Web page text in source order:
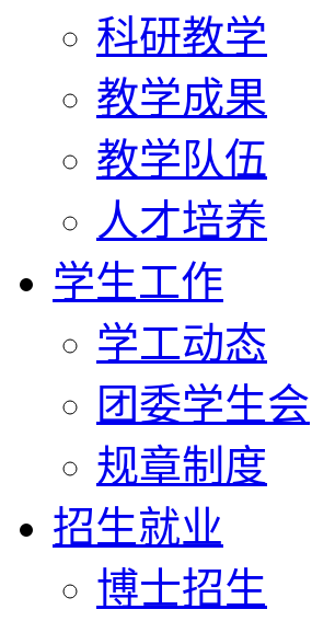
科研教学
教学成果
教学队伍
人才培养
学生工作
学工动态
团委学生会
规章制度
招生就业
博士招生